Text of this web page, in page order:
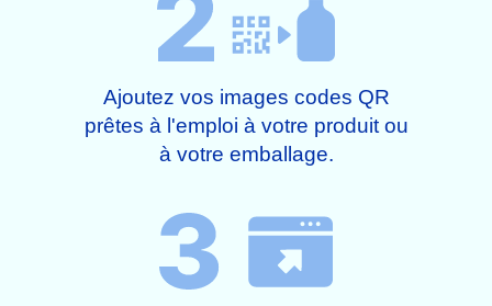
Ajoutez vos images codes QR
prêtes à l'emploi à votre produit ou
à votre emballage.